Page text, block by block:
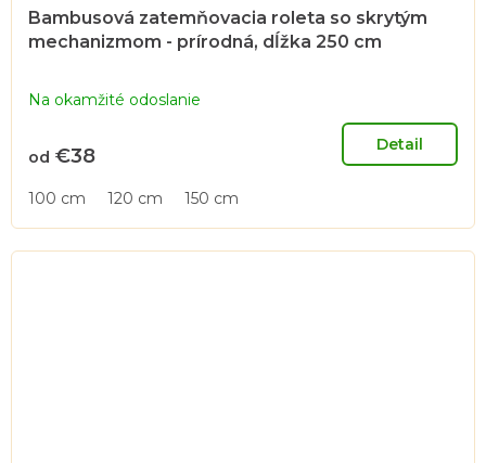
Bambusová zatemňovacia roleta so skrytým
mechanizmom - prírodná, dĺžka 250 cm
Na okamžité odoslanie
od €38 Detail
100 cm 120 cm 150 cm